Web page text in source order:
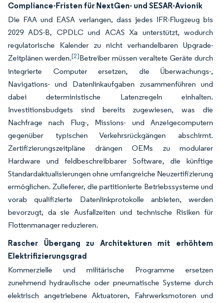
Compliance-Fristen für NextGen- und SESAR-Avionik
Die FAA und EASA verlangen, dass jedes IFR-Flugzeug bis
2029 ADS-B, CPDLC und ACAS Xa unterstützt, wodurch
regulatorische Kalender zu nicht verhandelbaren Upgrade-
Zeitplänen werden.[2]Betreiber müssen veraltete Geräte durch
integrierte Computer ersetzen, die Überwachungs-,
Navigations- und Datenlinkaufgaben zusammenführen und
dabei deterministische Latenzregeln einhalten.
Investitionsbudgets sind bereits zugewiesen, was die
Nachfrage nach Flug-, Missions- und Anzeigecomputern
gegenüber typischen Verkehrsrückgängen abschirmt.
Zertifizierungszeitpläne drängen OEMs zu modularer
Hardware und feldbeschreibbarer Software, die künftige
Standardaktualisierungen ohne umfangreiche Neuzertifizierung
ermöglichen. Zulieferer, die partitionierte Betriebssysteme und
vorab qualifizierte Datenlinkprotokolle anbieten, werden
bevorzugt, da sie Ausfallzeiten und technische Risiken für
Flottenmanager reduzieren.
Rascher Übergang zu Architekturen mit erhöhtem
Elektrifizierungsgrad
Kommerzielle und militärische Programme ersetzen
zunehmend hydraulische oder pneumatische Systeme durch
elektrisch angetriebene Aktuatoren, Fahrwerksmotoren und